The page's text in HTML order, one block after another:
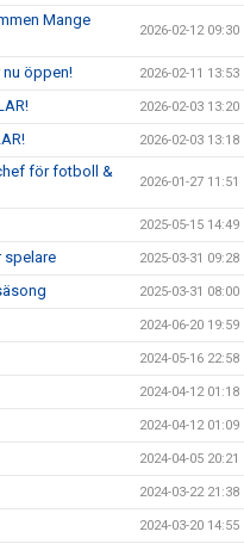
Mange
2026-02-12 09:30
nu öppen! 2026-02-11 13:53
2026-02-03 13:20
2026-02-03 13:18
för fotboll &
2026-01-27 11:51
2025-05-15 14:49
spelare 2025-03-31 09:28
2025-03-31 08:00
2024-06-20 19:59
2024-05-16 22:58
2024-04-12 01:18
2024-04-12 01:09
2024-04-05 20:21
2024-03-22 21:38
2024-03-20 14:55